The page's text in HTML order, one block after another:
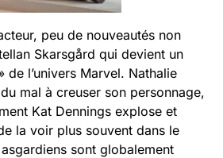
peu de nouveautés non
Skarsgård qui devient un
de l’univers Marvel. Nathalie
mal à creuser son personnage,
Kat Dennings explose et
la voir plus souvent dans le
sont globalement